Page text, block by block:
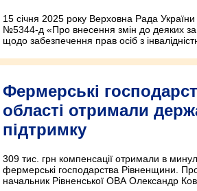
15 січня 2025 року Верховна Рада
№5344-д «Про внесення змін до деяких
щодо забезпечення прав осіб з
Фермерські
області отримали
підтримку
309 тис. грн компенсації отримали в
фермерські господарства Рівненщини.
начальник Рівненської ОВА Олександр